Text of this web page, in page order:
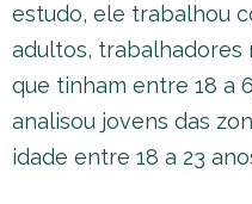
estudo, ele trabalhou
adultos, trabalhadores
que tinham entre 18 a
analisou jovens das
idade entre 18 a 23